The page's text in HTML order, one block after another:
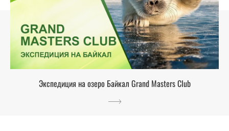
Экспедиция на озеро Байкал Grand Masters Club